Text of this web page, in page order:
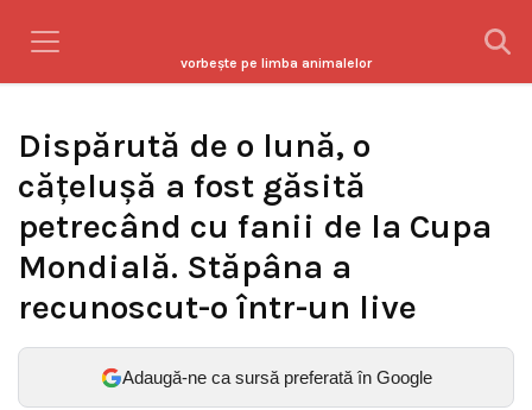
vorbeşte pe limba animalelor
Dispărută de o lună, o
cățelușă a fost găsită
petrecând cu fanii de la Cupa
Mondială. Stăpâna a
recunoscut-o într-un live
Adaugă-ne ca sursă preferată în Google